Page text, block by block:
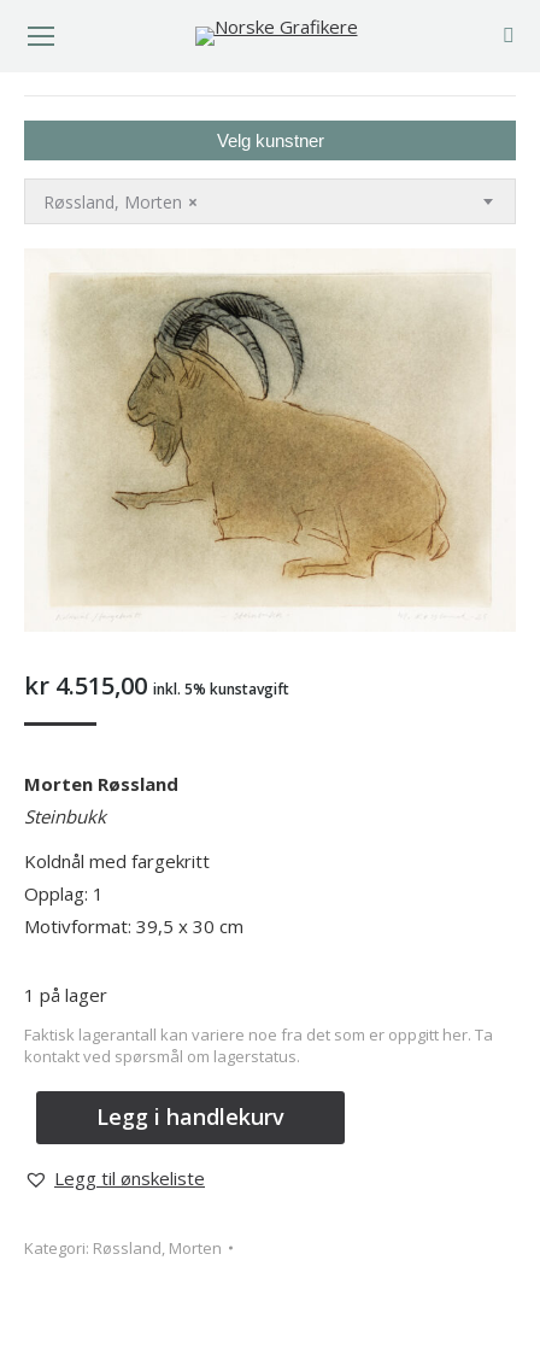
Velg kunstner
×
Røssland, Morten
kr 4.515,00 inkl. 5% kunstavgift
Morten Røssland
Steinbukk
Koldnål med fargekritt
Opplag: 1
Motivformat: 39,5 x 30 cm
1 på lager
Faktisk lagerantall kan variere noe fra det som er oppgitt her. Ta
kontakt ved spørsmål om lagerstatus.
Legg i handlekurv
Legg til ønskeliste
Kategori: Røssland, Morten